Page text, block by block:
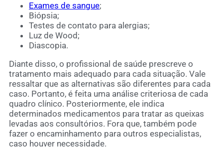
Exames de sangue;
Biópsia;
Testes de contato para alergias;
Luz de Wood;
Diascopia.
Diante disso, o profissional de saúde prescreve o
tratamento mais adequado para cada situação. Vale
ressaltar que as alternativas são diferentes para cada
caso. Portanto, é feita uma análise criteriosa de cada
quadro clínico. Posteriormente, ele indica
determinados medicamentos para tratar as queixas
levadas aos consultórios. Fora que, também pode
fazer o encaminhamento para outros especialistas,
caso houver necessidade.